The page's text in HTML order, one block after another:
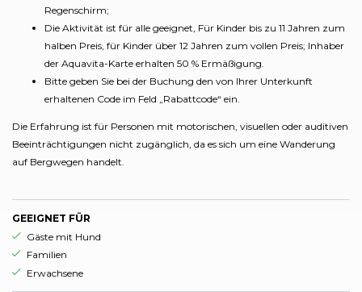
Regenschirm;
Die Aktivität ist für alle geeignet, Für Kinder bis zu 11 Jahren zum
halben Preis, für Kinder über 12 Jahren zum vollen Preis; Inhaber
der Aquavita-Karte erhalten 50 % Ermäßigung.
Bitte geben Sie bei der Buchung den von Ihrer Unterkunft
erhaltenen Code im Feld „Rabattcode“ ein.
Die Erfahrung ist für Personen mit motorischen, visuellen oder auditiven
Beeinträchtigungen nicht zugänglich, da es sich um eine Wanderung
auf Bergwegen handelt.
GEEIGNET FÜR
aria.ds_experience.suitable_for_prefix
Gäste mit Hund
aria.ds_experience.suitable_for_prefix
Familien
aria.ds_experience.suitable_for_prefix
Erwachsene